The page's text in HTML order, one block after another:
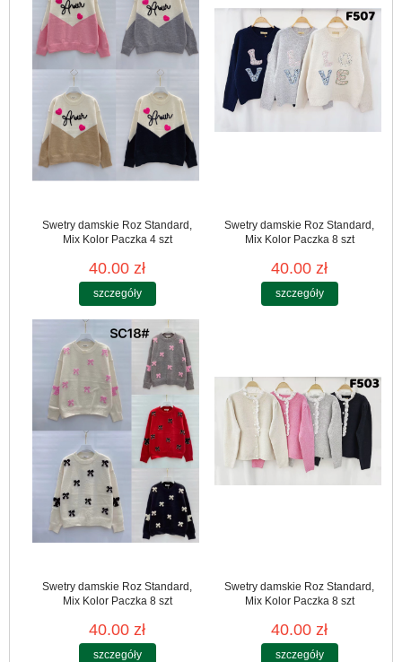
Swetry damskie Roz Standard,
Mix Kolor Paczka 4 szt
40.00 zł
szczegóły
Swetry damskie Roz Standard,
Mix Kolor Paczka 8 szt
40.00 zł
szczegóły
Swetry damskie Roz Standard,
Mix Kolor Paczka 8 szt
40.00 zł
szczegóły
Swetry damskie Roz Standard,
Mix Kolor Paczka 8 szt
40.00 zł
szczegóły